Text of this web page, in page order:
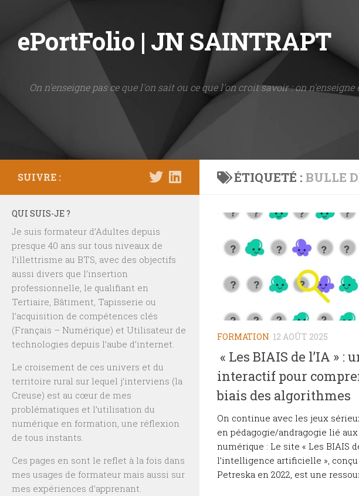
Skip to content
ePortFolio | JN SAINTRAPT
On n'enseigne pas ce que l'on sait ou ce que l'on croit savoir : on
ÉTIQUETÉ : BULLE
FORMATION 12 AOÛT 2025
« Les BIAIS de l’IA » :
interactif pour
biais des algorithmes
On continue avec les jeux
en pédagogie/andragogie lié
numérique : Le site « Les BIAIS
l’intelligence artificielle »,
Petreska en 2022, est une
SUIVRE :
QUI SUIS-JE ?
Je suis formateur d’Adultes depuis
presque 40 ans sur tous niveaux de
l’illettrisme au BTS, avec des objectifs
aussi divers que l’insertion
professionnelle, le qualifiant en
Tertiaire, Bâtiment, Tapisserie ou
l’acquisition de compétences clés
(Français – Numérique) et Utilisateur de
technologies depuis l’aube d’internet.
Le croisement de ces univers et du
territoire rural sur lequel j’interviens (la
Creuse) est au cœur de mes
problématiques et l’utilisation du
numérique en formation, une réflexion
de tous instants.
Ces pages en sont le reflet à la fois dans
mes usages de formateur mais aussi sur
mes expériences d’apprenant.